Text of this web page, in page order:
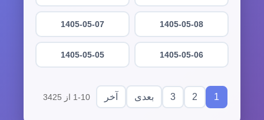
1405-05-08
1405-05-07
1405-05-06
1405-05-05
1
2
3 بعدی آخر 1-10 از 3425